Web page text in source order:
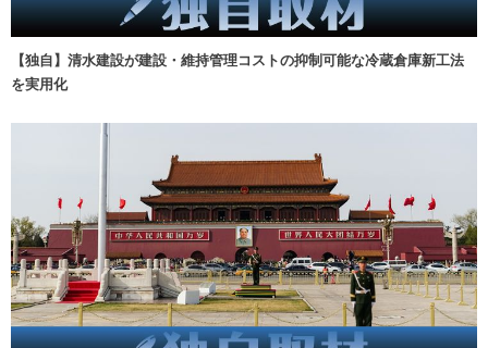
【独自】清水建設が建設・維持管理コストの抑制可能な冷蔵倉庫新工法
を実用化